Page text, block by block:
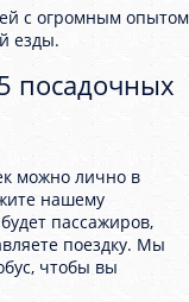
с огромным опытом
езды.
посадочных
можно лично в
нашему
пассажиров,
поездку. Мы
чтобы вы